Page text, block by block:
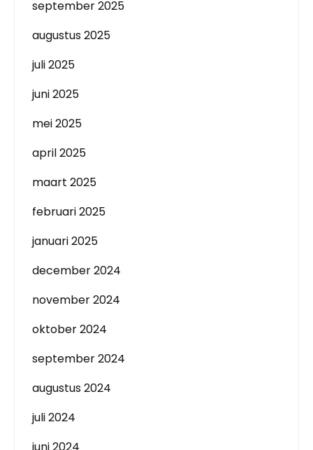
september 2025
augustus 2025
juli 2025
juni 2025
mei 2025
april 2025
maart 2025
februari 2025
januari 2025
december 2024
november 2024
oktober 2024
september 2024
augustus 2024
juli 2024